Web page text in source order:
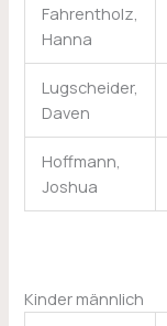
Fahrentholz,
Hanna
Lugscheider,
Daven
Hoffmann,
Joshua
Kinder männlich